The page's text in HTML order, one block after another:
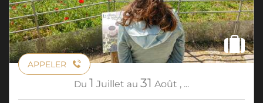
APPELER
Du 1 Juillet au 31 Août , ...